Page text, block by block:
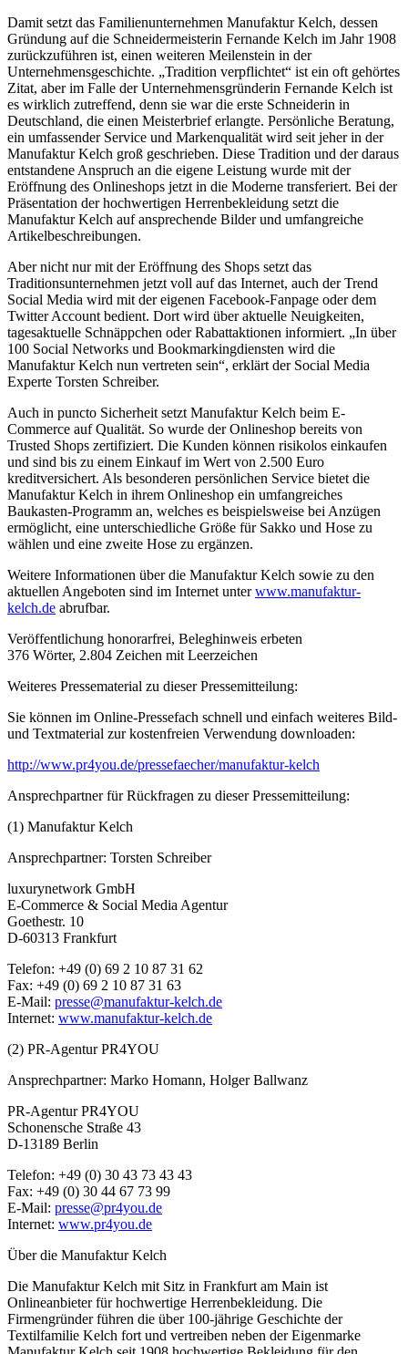
Damit setzt das Familienunternehmen Manufaktur Kelch, dessen
Gründung auf die Schneidermeisterin Fernande Kelch im Jahr 1908
zurückzuführen ist, einen weiteren Meilenstein in der
Unternehmensgeschichte. „Tradition verpflichtet“ ist ein oft gehörtes
Zitat, aber im Falle der Unternehmensgründerin Fernande Kelch ist
es wirklich zutreffend, denn sie war die erste Schneiderin in
Deutschland, die einen Meisterbrief erlangte. Persönliche Beratung,
ein umfassender Service und Markenqualität wird seit jeher in der
Manufaktur Kelch groß geschrieben. Diese Tradition und der daraus
entstandene Anspruch an die eigene Leistung wurde mit der
Eröffnung des Onlineshops jetzt in die Moderne transferiert. Bei der
Präsentation der hochwertigen Herrenbekleidung setzt die
Manufaktur Kelch auf ansprechende Bilder und umfangreiche
Artikelbeschreibungen.
Aber nicht nur mit der Eröffnung des Shops setzt das
Traditionsunternehmen jetzt voll auf das Internet, auch der Trend
Social Media wird mit der eigenen Facebook-Fanpage oder dem
Twitter Account bedient. Dort wird über aktuelle Neuigkeiten,
tagesaktuelle Schnäppchen oder Rabattaktionen informiert. „In über
100 Social Networks und Bookmarkingdiensten wird die
Manufaktur Kelch nun vertreten sein“, erklärt der Social Media
Experte Torsten Schreiber.
Auch in puncto Sicherheit setzt Manufaktur Kelch beim E-
Commerce auf Qualität. So wurde der Onlineshop bereits von
Trusted Shops zertifiziert. Die Kunden können risikolos einkaufen
und sind bis zu einem Einkauf im Wert von 2.500 Euro
kreditversichert. Als besonderen persönlichen Service bietet die
Manufaktur Kelch in ihrem Onlineshop ein umfangreiches
Baukasten-Programm an, welches es beispielsweise bei Anzügen
ermöglicht, eine unterschiedliche Größe für Sakko und Hose zu
wählen und eine zweite Hose zu ergänzen.
Weitere Informationen über die Manufaktur Kelch sowie zu den
aktuellen Angeboten sind im Internet unterwww.manufaktur-
kelch.de abrufbar.
Veröffentlichung honorarfrei, Beleghinweis erbeten
376 Wörter, 2.804 Zeichen mit Leerzeichen
Weiteres Pressematerial zu dieser Pressemitteilung:
Sie können im Online-Pressefach schnell und einfach weiteres Bild-
und Textmaterial zur kostenfreien Verwendung downloaden:
http://www.pr4you.de/pressefaecher/manufaktur-kelch
Ansprechpartner für Rückfragen zu dieser Pressemitteilung:
(1) Manufaktur Kelch
Ansprechpartner: Torsten Schreiber
luxurynetwork GmbH
E-Commerce & Social Media Agentur
Goethestr. 10
D-60313 Frankfurt
Telefon: +49 (0) 69 2 10 87 31 62
Fax: +49 (0) 69 2 10 87 31 63
E-Mail: presse@manufaktur-kelch.de
Internet: www.manufaktur-kelch.de
(2) PR-Agentur PR4YOU
Ansprechpartner: Marko Homann, Holger Ballwanz
PR-Agentur PR4YOU
Schonensche Straße 43
D-13189 Berlin
Telefon: +49 (0) 30 43 73 43 43
Fax: +49 (0) 30 44 67 73 99
E-Mail: presse@pr4you.de
Internet: www.pr4you.de
Über die Manufaktur Kelch
Die Manufaktur Kelch mit Sitz in Frankfurt am Main ist
Onlineanbieter für hochwertige Herrenbekleidung. Die
Firmengründer führen die über 100-jährige Geschichte der
Textilfamilie Kelch fort und vertreiben neben der Eigenmarke